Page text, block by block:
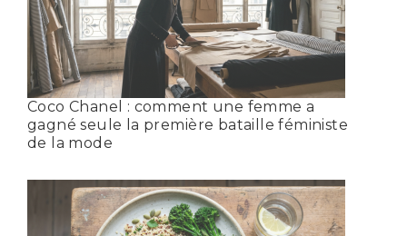
Coco Chanel : comment une femme a
gagné seule la première bataille féministe
de la mode